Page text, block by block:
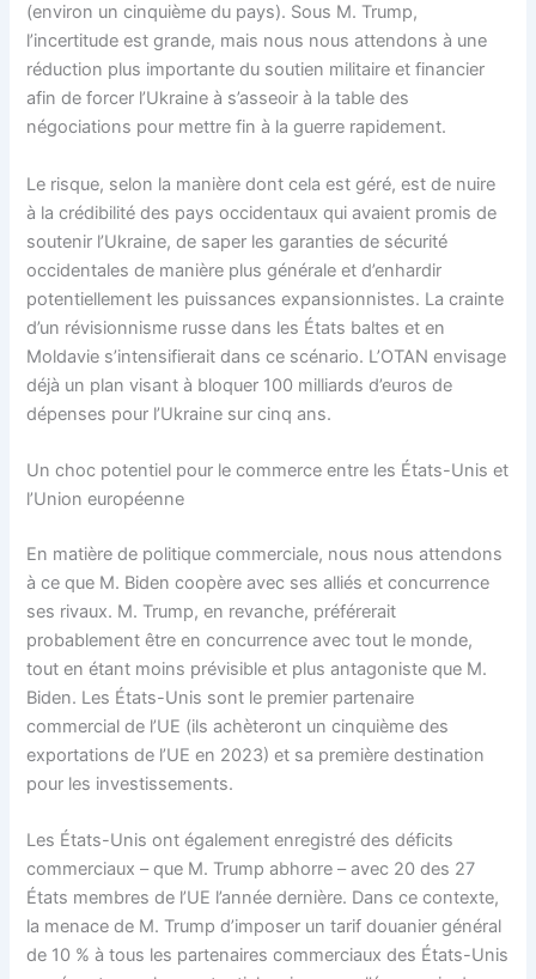
(environ un cinquième du pays). Sous M. Trump,
l’incertitude est grande, mais nous nous attendons à une
réduction plus importante du soutien militaire et financier
afin de forcer l’Ukraine à s’asseoir à la table des
négociations pour mettre fin à la guerre rapidement.
Le risque, selon la manière dont cela est géré, est de nuire
à la crédibilité des pays occidentaux qui avaient promis de
soutenir l’Ukraine, de saper les garanties de sécurité
occidentales de manière plus générale et d’enhardir
potentiellement les puissances expansionnistes. La crainte
d’un révisionnisme russe dans les États baltes et en
Moldavie s’intensifierait dans ce scénario. L’OTAN envisage
déjà un plan visant à bloquer 100 milliards d’euros de
dépenses pour l’Ukraine sur cinq ans.
Un choc potentiel pour le commerce entre les États-Unis et
l’Union européenne
En matière de politique commerciale, nous nous attendons
à ce que M. Biden coopère avec ses alliés et concurrence
ses rivaux. M. Trump, en revanche, préférerait
probablement être en concurrence avec tout le monde,
tout en étant moins prévisible et plus antagoniste que M.
Biden. Les États-Unis sont le premier partenaire
commercial de l’UE (ils achèteront un cinquième des
exportations de l’UE en 2023) et sa première destination
pour les investissements.
Les États-Unis ont également enregistré des déficits
commerciaux – que M. Trump abhorre – avec 20 des 27
États membres de l’UE l’année dernière. Dans ce contexte,
la menace de M. Trump d’imposer un tarif douanier général
de 10 % à tous les partenaires commerciaux des États-Unis